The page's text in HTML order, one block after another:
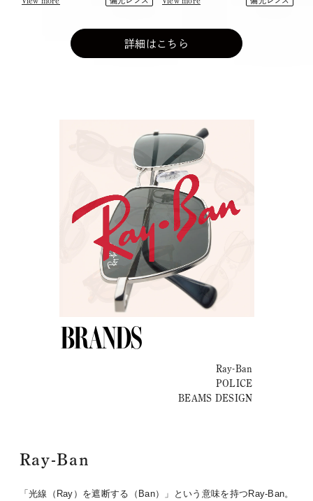
詳細はこちら
BRANDS
Ray-Ban
POLICE
BEAMS DESIGN
Ray-Ban
「光線（Ray）を遮断する（Ban）」という意味を持つRay-Ban。